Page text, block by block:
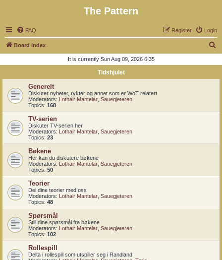
The Pattern
FAQ Login
Register
Board index
r
It is currently Sun Aug 09, 2026 6:35
Tidshjulet
Generelt
Diskuter nyheter, rykter og annet som er WoT relatert
Moderators: Lothair Mantelar Sauegjeteren
Topics: 168
TV-serien
Diskuter TV-serien her
Moderators: Lothair Mantelar Sauegjeteren
Topics: 23
Bøkene
Her kan du diskutere bøkene
Moderators: Lothair Mantelar Sauegjeteren
Topics: 50
Teorier
Del dine teorier med oss
Moderators: Lothair Mantelar Sauegjeteren
Topics: 48
Spørsmål
Still dine spørsmål fra bøkene
Moderators: Lothair Mantelar Sauegjeteren
Topics: 102
Rollespill
Delta i rollespill som utspiller seg i Randland